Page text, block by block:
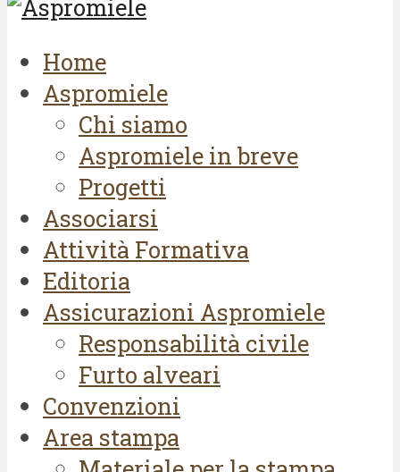
Home
Aspromiele
Chi siamo
Aspromiele in breve
Progetti
Associarsi
Attività Formativa
Editoria
Assicurazioni Aspromiele
Responsabilità civile
Furto alveari
Convenzioni
Area stampa